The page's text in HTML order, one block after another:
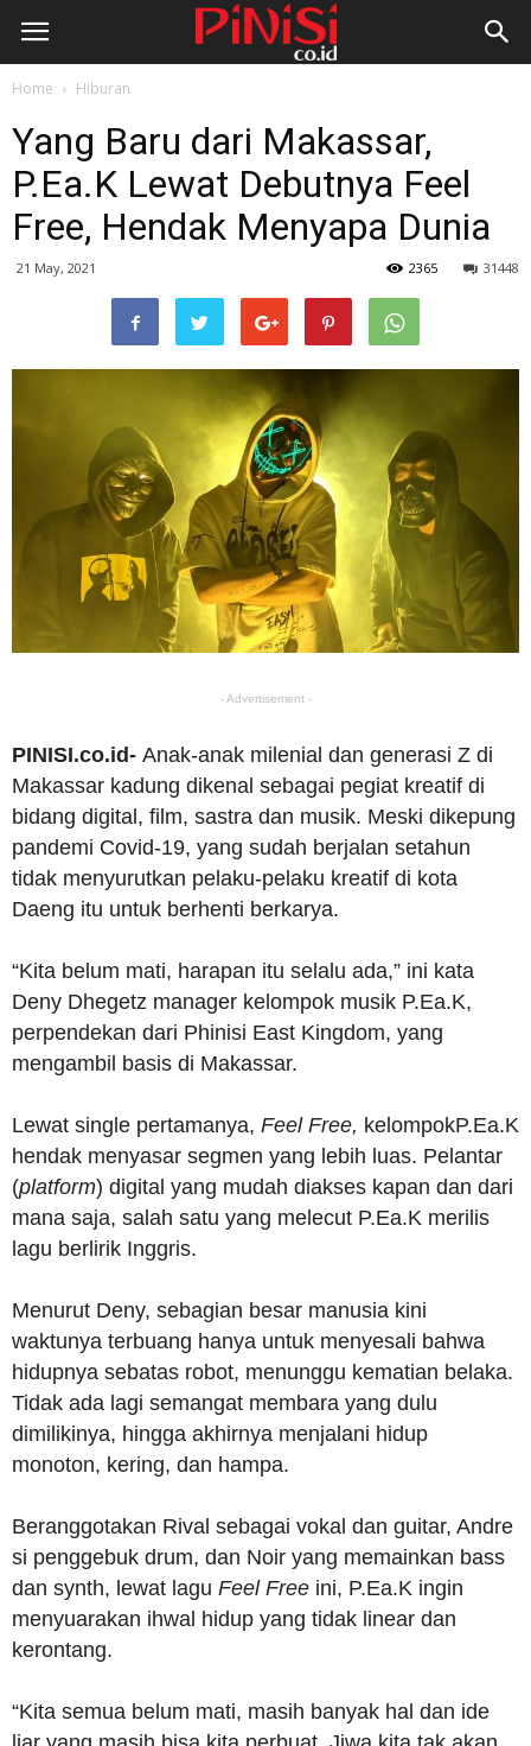
Home Hiburan
Yang Baru dari Makassar,
P.Ea.K Lewat Debutnya Feel
Free, Hendak Menyapa Dunia
21 May, 2021 31448
2365
- Advertisement -
PINISI.co.id- Anak-anak milenial dan generasi Z di
Makassar kadung dikenal sebagai pegiat kreatif di
bidang digital, film, sastra dan musik. Meski dikepung
pandemi Covid-19, yang sudah berjalan setahun
tidak menyurutkan pelaku-pelaku kreatif di kota
Daeng itu untuk berhenti berkarya.
“Kita belum mati, harapan itu selalu ada,” ini kata
Deny Dhegetz manager kelompok musik P.Ea.K,
perpendekan dari Phinisi East Kingdom, yang
mengambil basis di Makassar.
Lewat single pertamanya, Feel Free, kelompokP.Ea.K
hendak menyasar segmen yang lebih luas. Pelantar
(platform) digital yang mudah diakses kapan dan dari
mana saja, salah satu yang melecut P.Ea.K merilis
lagu berlirik Inggris.
Menurut Deny, sebagian besar manusia kini
waktunya terbuang hanya untuk menyesali bahwa
hidupnya sebatas robot, menunggu kematian belaka.
Tidak ada lagi semangat membara yang dulu
dimilikinya, hingga akhirnya menjalani hidup
monoton, kering, dan hampa.
Beranggotakan Rival sebagai vokal dan guitar, Andre
si penggebuk drum, dan Noir yang memainkan bass
dan synth, lewat lagu Feel Free ini, P.Ea.K ingin
menyuarakan ihwal hidup yang tidak linear dan
kerontang.
“Kita semua belum mati, masih banyak hal dan ide